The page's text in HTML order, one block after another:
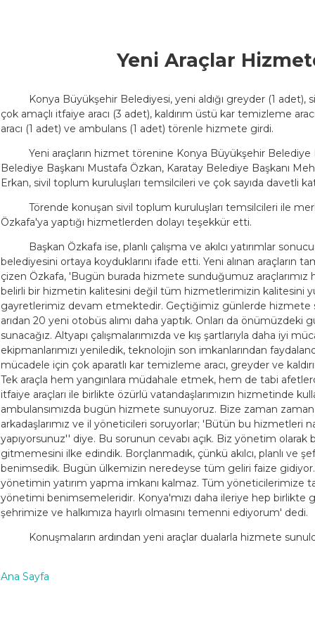
Yeni Araçlar
Konya Büyükşehir Belediyesi, yeni aldığı greyder (1 adet),
çok amaçlı itfaiye aracı (3 adet), kaldırım üstü kar temizleme
aracı (1 adet) ve ambulans (1 adet) törenle hizmete girdi.
Yeni araçların hizmet törenine Konya Büyükşehir Belediye
Belediye Başkanı Mustafa Özkan, Karatay Belediye Başkanı
Erkan, sivil toplum kuruluşları temsilcileri ve çok sayıda davetli
Törende konuşan sivil toplum kuruluşları temsilcileri ile
Özkafa'ya yaptığı hizmetlerden dolayı teşekkür etti.
Başkan Özkafa ise, planlı çalışma ve akılcı yatırımlar
belediyesini ortaya koyduklarını ifade etti. Yeni alınan araçların
çizen Özkafa, 'Bugün burada hizmete sunduğumuz araçlarımız
belirli bir hizmetin kalitesini değil tüm hizmetlerimizin kalitesini
gayretlerimiz devam etmektedir. Geçtiğimiz günlerde
arıdan 20 yeni otobüs alımı daha yaptık. Onları da
sunacağız. Altyapı çalışmalarımızda ve kış şartlarıyla daha iyi
ekipmanlarımızı yeniledik, teknolojin son imkanlarından
mücadele için çok aparatlı kar temizleme aracı, greyder ve
Tek araçla hem yangınlara müdahale etmek, hem de tabi
itfaiye araçları ile birlikte özürlü vatandaşlarımızın hizmetinde
ambulansımızda bugün hizmete sunuyoruz. Bize zaman
arkadaşlarımız ve il yöneticileri soruyorlar; 'Bütün bu hizmetleri
yapıyorsunuz'' diye. Bu sorunun cevabı açık. Biz yönetim
gitmemesini ilke edindik. Borçlanmadık, çünkü akılcı, planlı ve
benimsedik. Bugün ülkemizin neredeyse tüm geliri faize
yönetimin yatırım yapma imkanı kalmaz. Tüm yöneticilerimize
yönetimi benimsemeleridir. Konya'mızı daha ileriye hep birlikte
şehrimize ve halkımıza hayırlı olmasını temenni ediyorum' dedi.
Konuşmaların ardından yeni araçlar dualarla hizmete
Ana Sayfa